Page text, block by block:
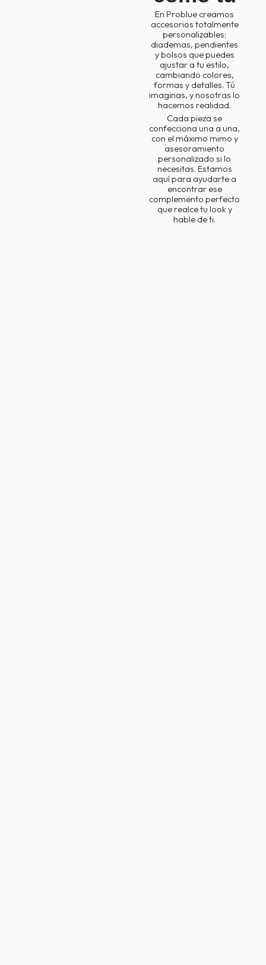
En Problue creamos
accesorios totalmente
personalizables:
diademas, pendientes
y bolsos que puedes
ajustar a tu estilo,
cambiando colores,
formas y detalles. Tú
imaginas, y nosotras lo
hacemos realidad.
Cada pieza se
confecciona una a una,
con el máximo mimo y
asesoramiento
personalizado si lo
necesitas. Estamos
aquí para ayudarte a
encontrar ese
complemento perfecto
que realce tu look y
hable de ti.